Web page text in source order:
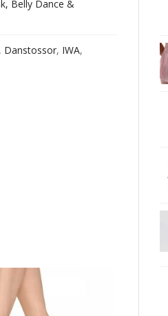
Belly Dance &
, Danstossor, IWA,